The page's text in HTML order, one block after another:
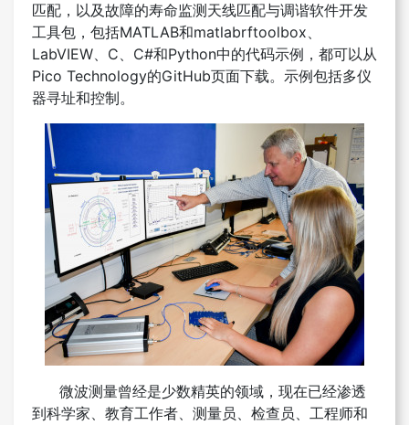
匹配，以及故障的寿命监测天线匹配与调谐软件开发
工具包，包括MATLAB和matlabrftoolbox、
LabVIEW、C、C#和Python中的代码示例，都可以从
Pico Technology的GitHub页面下载。示例包括多仪
器寻址和控制。
微波测量曾经是少数精英的领域，现在已经渗透
到科学家、教育工作者、测量员、检查员、工程师和